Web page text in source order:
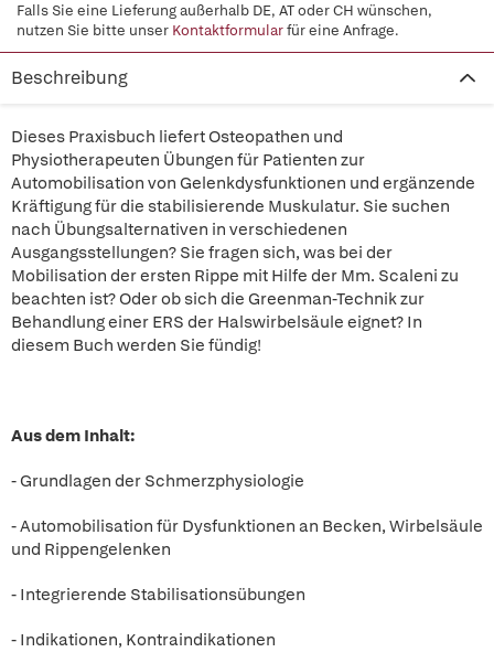
Falls Sie eine Lieferung außerhalb DE, AT oder CH wünschen,
nutzen Sie bitte unser Kontaktformularfür eine Anfrage.
Beschreibung
Dieses Praxisbuch liefert Osteopathen und
Physiotherapeuten Übungen für Patienten zur
Automobilisation von Gelenkdysfunktionen und ergänzende
Kräftigung für die stabilisierende Muskulatur. Sie suchen
nach Übungsalternativen in verschiedenen
Ausgangsstellungen? Sie fragen sich, was bei der
Mobilisation der ersten Rippe mit Hilfe der Mm. Scaleni zu
beachten ist? Oder ob sich die Greenman-Technik zur
Behandlung einer ERS der Halswirbelsäule eignet? In
diesem Buch werden Sie fündig!
Aus dem Inhalt:
- Grundlagen der Schmerzphysiologie
- Automobilisation für Dysfunktionen an Becken, Wirbelsäule
und Rippengelenken
- Integrierende Stabilisationsübungen
- Indikationen, Kontraindikationen